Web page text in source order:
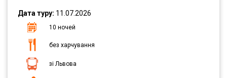
Дата туру: 11.07.2026
10 ночей
без харчування
зі Львова